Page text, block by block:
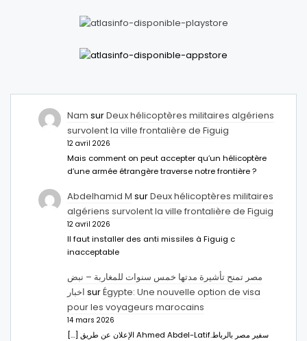
Nam surDeux hélicoptères militaires algériens
survolent la ville frontalière de Figuig
12 avril 2026
Mais comment on peut accepter qu’un hélicoptère
d’une armée étrangère traverse notre frontière ?
Abdelhamid M surDeux hélicoptères militaires
algériens survolent la ville frontalière de Figuig
12 avril 2026
Il faut installer des anti missiles à Figuig c
inacceptable
مصر تمنح تأشيرة مدتها خمس سنوات للمغاربة – نبض
اخبار surÉgypte: Une nouvelle option de visa
pour les voyageurs marocains
14 mars 2026
[…] الإعلان عن طريق Ahmed Abdel-Latifسفير مصر بالرباط.